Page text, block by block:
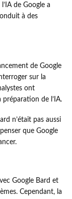
de Google a
à des
de Google
sur la
ont
de l’IA.
n’était pas aussi
que Google
Google Bard et
Cependant, la